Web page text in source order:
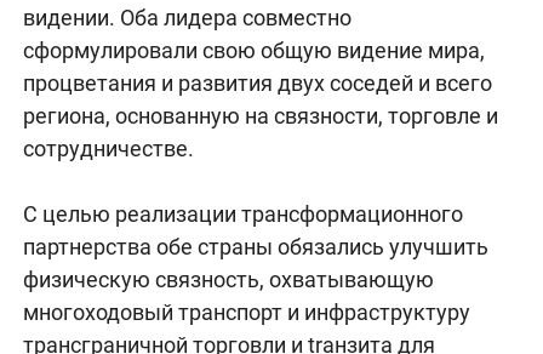
видении. Оба лидера совместно
сформулировали свою общую видение мира,
процветания и развития двух соседей и всего
региона, основанную на связности, торговле и
сотрудничестве.
С целью реализации трансформационного
партнерства обе страны обязались улучшить
физическую связность, охватывающую
многоходовый транспорт и инфраструктуру
трансграничной торговли и trанзита для